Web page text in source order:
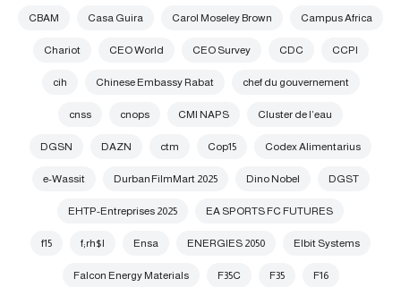
Campus Africa
Carol Moseley Brown
Casa Guira
CBAM
CCPI
CDC
CEO Survey
CEO World
Chariot
chef du gouvernement
Chinese Embassy Rabat
cih
Cluster de l’eau
CMI NAPS
cnops
cnss
Codex Alimentarius
Cop15
ctm
DAZN
DGSN
DGST
Dino Nobel
Durban FilmMart 2025
e-Wassit
EA SPORTS FC FUTURES
EHTP-Entreprises 2025
Elbit Systems
ENERGIES 2050
Ensa
f;rh$l
f15
F16
F35
F35C
Falcon Energy Materials